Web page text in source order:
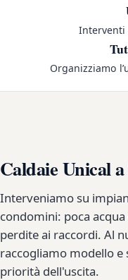
Interventi
Organizziamo
Caldaie Unical
Interveniamo su
condomini: poca
perdite ai raccordi. Al
raccogliamo modello
priorità dell'uscita.